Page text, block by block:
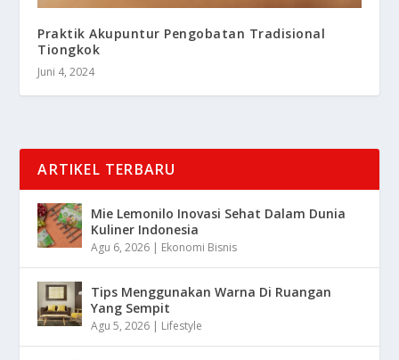
Praktik Akupuntur Pengobatan Tradisional
Tiongkok
Juni 4, 2024
ARTIKEL TERBARU
Mie Lemonilo Inovasi Sehat Dalam Dunia
Kuliner Indonesia
Agu 6, 2026 | Ekonomi Bisnis
Tips Menggunakan Warna Di Ruangan
Yang Sempit
Agu 5, 2026 | Lifestyle